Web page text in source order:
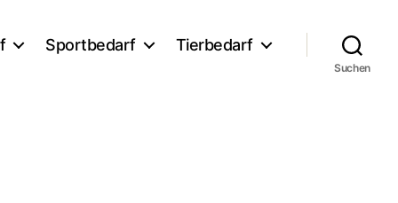
Sportbedarf Tierbedarf
Suchen